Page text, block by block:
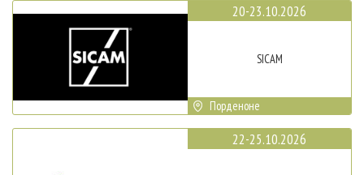
20-23.10.2026
SICAM
Порденоне
22-25.10.2026